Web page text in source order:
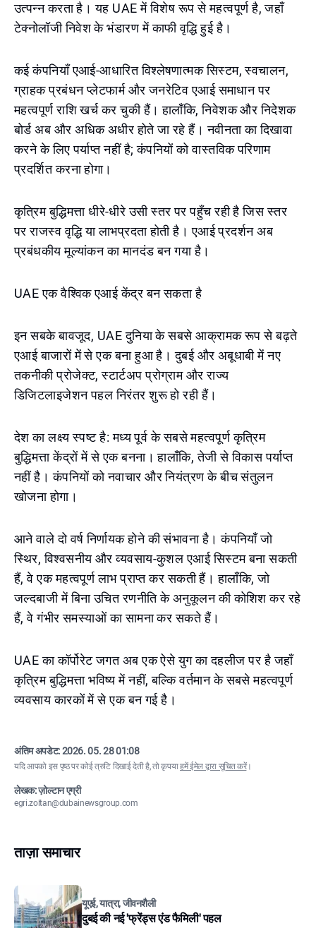
उत्पन्न करता है। यह UAE में विशेष रूप से महत्वपूर्ण है, जहाँ
टेक्नोलॉजी निवेश के भंडारण में काफी वृद्धि हुई है।
कई कंपनियाँ एआई-आधारित विश्लेषणात्मक सिस्टम, स्वचालन,
ग्राहक प्रबंधन प्लेटफार्म और जनरेटिव एआई समाधान पर
महत्वपूर्ण राशि खर्च कर चुकी हैं। हालाँकि, निवेशक और निदेशक
बोर्ड अब और अधिक अधीर होते जा रहे हैं। नवीनता का दिखावा
करने के लिए पर्याप्त नहीं है; कंपनियों को वास्तविक परिणाम
प्रदर्शित करना होगा।
कृत्रिम बुद्धिमत्ता धीरे-धीरे उसी स्तर पर पहुँच रही है जिस स्तर
पर राजस्व वृद्धि या लाभप्रदता होती है। एआई प्रदर्शन अब
प्रबंधकीय मूल्यांकन का मानदंड बन गया है।
UAE एक वैश्विक एआई केंद्र बन सकता है
इन सबके बावजूद, UAE दुनिया के सबसे आक्रामक रूप से बढ़ते
एआई बाजारों में से एक बना हुआ है। दुबई और अबूधाबी में नए
तकनीकी प्रोजेक्ट, स्टार्टअप प्रोग्राम और राज्य
डिजिटलाइजेशन पहल निरंतर शुरू हो रही हैं।
देश का लक्ष्य स्पष्ट है: मध्य पूर्व के सबसे महत्वपूर्ण कृत्रिम
बुद्धिमत्ता केंद्रों में से एक बनना। हालाँकि, तेजी से विकास पर्याप्त
नहीं है। कंपनियों को नवाचार और नियंत्रण के बीच संतुलन
खोजना होगा।
आने वाले दो वर्ष निर्णायक होने की संभावना है। कंपनियाँ जो
स्थिर, विश्वसनीय और व्यवसाय-कुशल एआई सिस्टम बना सकती
हैं, वे एक महत्वपूर्ण लाभ प्राप्त कर सकती हैं। हालाँकि, जो
जल्दबाजी में बिना उचित रणनीति के अनुकूलन की कोशिश कर रहे
हैं, वे गंभीर समस्याओं का सामना कर सकते हैं।
UAE का कॉर्पोरेट जगत अब एक ऐसे युग का दहलीज पर है जहाँ
कृत्रिम बुद्धिमत्ता भविष्य में नहीं, बल्कि वर्तमान के सबसे महत्वपूर्ण
व्यवसाय कारकों में से एक बन गई है।
अंतिम अपडेट:2026. 05. 28 01:08
यदि आपको इस पृष्ठ पर कोई त्रुटि दिखाई देती है, तो कृपयाहमें ईमेल द्वारा सूचित करें।
लेखक: ज़ोल्टान एग्री
egri.zoltan@dubainewsgroup.com
ताज़ा समाचार
यूएई, यात्रा, जीवनशैली
दुबई की नई 'फ्रेंड्स एंड फैमिली' पहल